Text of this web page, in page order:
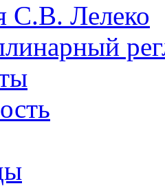
С.В. Лелеко